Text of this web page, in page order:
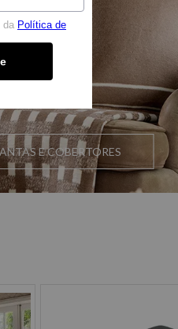
E COBERTORES
da Política de